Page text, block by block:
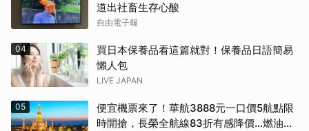
道出社畜生存心酸
自由電子報
04
買日本保養品看這篇就對！保養品日語簡易
懶人包
LIVE JAPAN
05
便宜機票來了！華航3888元一口價5航點限
時開搶，長榮全航線83折有感降價…燃油稅